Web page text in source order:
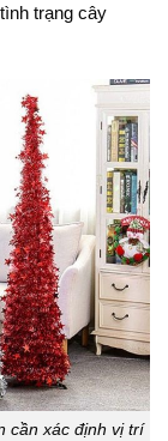
trạng cây
cần xác định vị trí